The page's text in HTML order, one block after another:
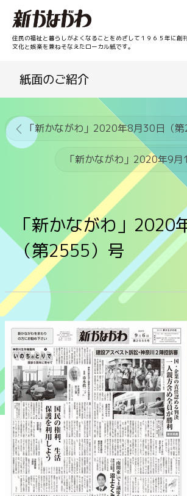
住民の福祉と暮らしがよくなることをめざして１９６５年に創
文化と娯楽を兼ねそなえたローカル紙です。
紙面のご紹介
「新かながわ」2020
（第2555）号